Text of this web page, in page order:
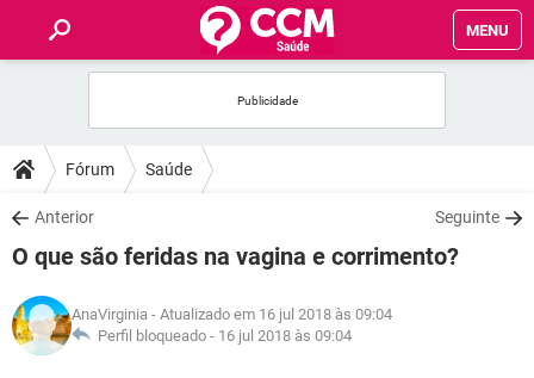
MENU
FÓRUM
SAÚDE
FAMÍLIA
NUTRIÇÃO
Fórum Saúde
Anterior Seguinte
O que são feridas na vagina e corrimento?
AnaVirginia - Atualizado em 16 jul 2018 às 09:04
Perfil bloqueado - 16 jul 2018 às 09:04